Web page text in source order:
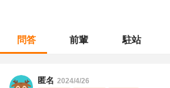
問答 前輩 駐站
匿名 2024/4/26